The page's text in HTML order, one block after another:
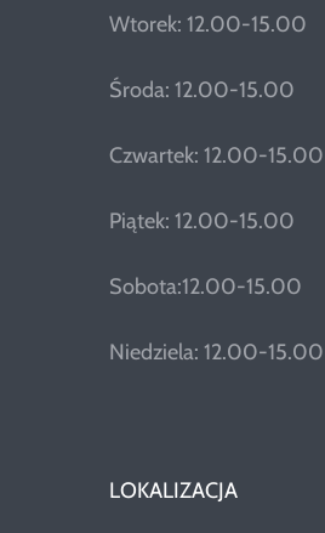
Wtorek: 12.00-15.00
Środa: 12.00-15.00
Czwartek: 12.00-15.00
Piątek: 12.00-15.00
Sobota:12.00-15.00
Niedziela: 12.00-15.00
LOKALIZACJA